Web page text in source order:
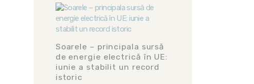
Soarele – principala sursă
de energie electrică în UE:
iunie a stabilit un record
istoric